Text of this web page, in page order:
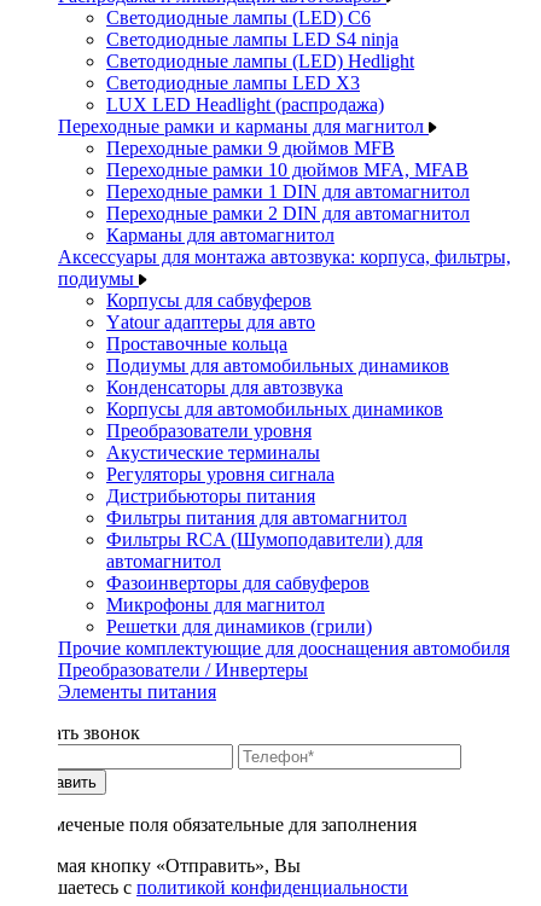
Светодиодные лампы (LED) C6
Светодиодные лампы LED S4 ninja
Светодиодные лампы (LED) Hedlight
Светодиодные лампы LED X3
LUX LED Headlight (распродажа)
Переходные рамки и карманы для магнитол
Переходные рамки 9 дюймов MFB
Переходные рамки 10 дюймов MFA, MFAB
Переходные рамки 1 DIN для автомагнитол
Переходные рамки 2 DIN для автомагнитол
Карманы для автомагнитол
Аксессуары для монтажа автозвука: корпуса, фильтры,
подиумы
Корпусы для сабвуферов
Yаtour адаптеры для авто
Проставочные кольца
Подиумы для автомобильных динамиков
Конденсаторы для автозвука
Корпусы для автомобильных динамиков
Преобразователи уровня
Акустические терминалы
Регуляторы уровня сигнала
Дистрибьюторы питания
Фильтры питания для автомагнитол
Фильтры RCA (Шумоподавители) для
автомагнитол
Фазоинверторы для сабвуферов
Микрофоны для магнитол
Решетки для динамиков (грили)
Прочие комплектующие для дооснащения автомобиля
Преобразователи / Инвертеры
Элементы питания
Заказать звонок
Отправить
* - отмеченые поля обязательные для заполнения
Нажимая кнопку «Отправить», Вы
соглашаетесь с политикой конфиденциальности